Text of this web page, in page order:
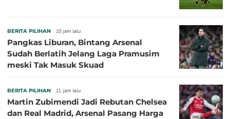
BERITA PILIHAN 10 jam lalu
Pangkas Liburan, Bintang Arsenal
Sudah Berlatih Jelang Laga Pramusim
meski Tak Masuk Skuad
BERITA PILIHAN 11 jam lalu
Martin Zubimendi Jadi Rebutan Chelsea
dan Real Madrid, Arsenal Pasang Harga